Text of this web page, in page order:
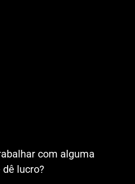
com alguma
lucro?